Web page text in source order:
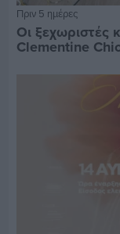
Πριν 5 ημέρες
Οι ξεχωριστές
Clementine